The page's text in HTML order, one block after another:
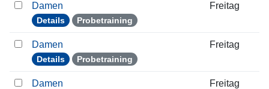
Damen
Details Probetraining
Freitag
Damen
Details Probetraining
Freitag
Damen Freitag